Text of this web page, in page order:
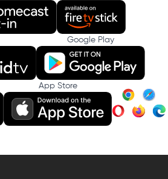
Google Play
App Store